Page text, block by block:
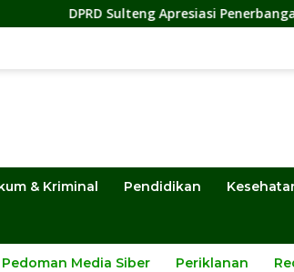
Apresiasi Penerbangan Perdana Palu-
& Kriminal Pendidikan
Pedoman Media Siber Periklanan